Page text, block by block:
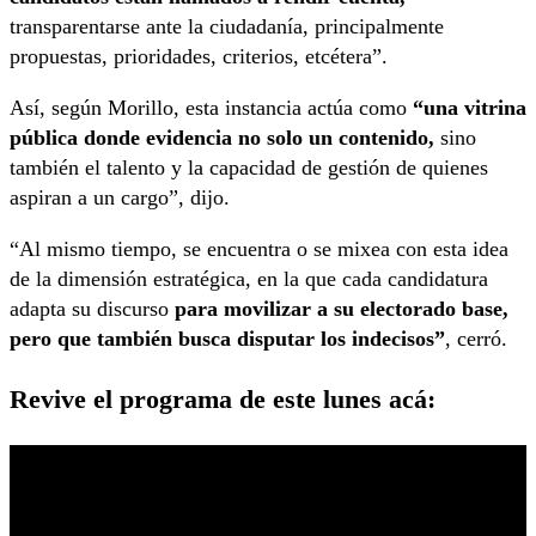
transparentarse ante la ciudadanía, principalmente
propuestas, prioridades, criterios, etcétera”.
Así, según Morillo, esta instancia actúa como “una vitrina
pública donde evidencia no solo un contenido, sino
también el talento y la capacidad de gestión de quienes
aspiran a un cargo”, dijo.
“Al mismo tiempo, se encuentra o se mixea con esta idea
de la dimensión estratégica, en la que cada candidatura
adapta su discurso para movilizar a su electorado base,
pero que también busca disputar los indecisos”, cerró.
Revive el programa de este lunes acá: